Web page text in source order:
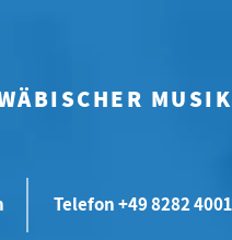
Telefon +49 8282 4001